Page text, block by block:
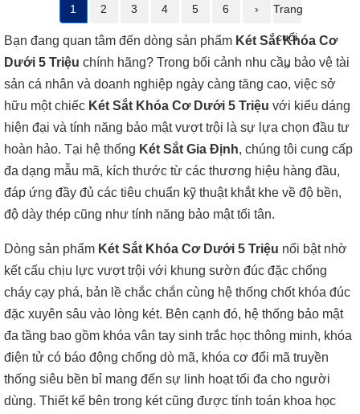
1 2 3 4 5 6 › Trang
cuối
»
Bạn đang quan tâm đến dòng sản phẩm Két Sắt Khóa Cơ
Dưới 5 Triệu chính hãng? Trong bối cảnh nhu cầu bảo vệ tài
sản cá nhân và doanh nghiệp ngày càng tăng cao, việc sở
hữu một chiếc Két Sắt Khóa Cơ Dưới 5 Triệu với kiểu dáng
hiện đại và tính năng bảo mật vượt trội là sự lựa chọn đầu tư
hoàn hảo. Tại hệ thống Két Sắt Gia Định, chúng tôi cung cấp
đa dạng mẫu mã, kích thước từ các thương hiệu hàng đầu,
đáp ứng đầy đủ các tiêu chuẩn kỹ thuật khắt khe về độ bền,
độ dày thép cũng như tính năng bảo mật tối tân.
Dòng sản phẩm Két Sắt Khóa Cơ Dưới 5 Triệu nổi bật nhờ
kết cấu chịu lực vượt trội với khung sườn đúc đặc chống
cháy cạy phá, bản lề chắc chắn cùng hệ thống chốt khóa đúc
đặc xuyên sâu vào lòng két. Bên cạnh đó, hệ thống bảo mật
đa tầng bao gồm khóa vân tay sinh trắc học thông minh, khóa
điện tử có báo động chống dò mã, khóa cơ đổi mã truyền
thống siêu bền bỉ mang đến sự linh hoạt tối đa cho người
dùng. Thiết kế bên trong két cũng được tính toán khoa học